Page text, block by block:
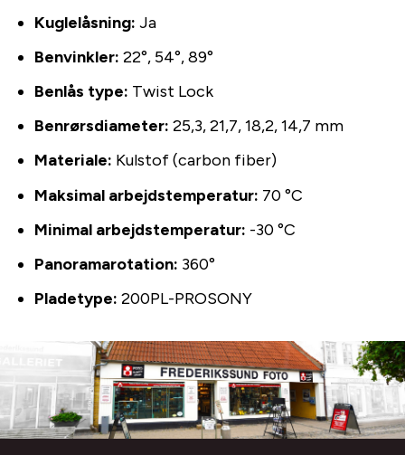
Kuglelåsning: Ja
Benvinkler: 22°, 54°, 89°
Benlås type: Twist Lock
Benrørsdiameter: 25,3, 21,7, 18,2, 14,7 mm
Materiale: Kulstof (carbon fiber)
Maksimal arbejdstemperatur: 70 °C
Minimal arbejdstemperatur: -30 °C
Panoramarotation: 360°
Pladetype: 200PL-PROSONY